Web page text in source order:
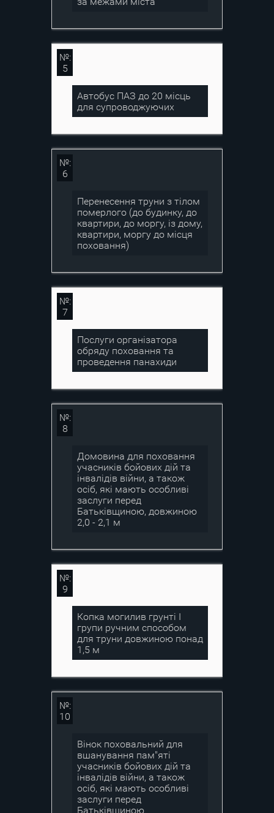
№:
5
Автобус ПАЗ до 20 місць
для супроводжуючих
№:
6
Перенесення труни з тілом
померлого (до будинку, до
квартири, до моргу, із дому,
квартири, моргу до місця
поховання)
№:
7
Послуги організатора
обряду поховання та
проведення панахиди
№:
8
Домовина для поховання
учасників бойових дій та
інвалідів війни, а також
осіб, які мають особливі
заслуги перед
Батьківщиною, довжиною
2,0 - 2,1 м
№:
9
Копка могилив грунті І
групи ручним способом
для труни довжиною понад
1,5 м
№:
10
Вінок поховальний для
вшанування пам"яті
учасників бойових дій та
інвалідів війни, а також
осіб, які мають особливі
заслуги перед
Батьківщиною